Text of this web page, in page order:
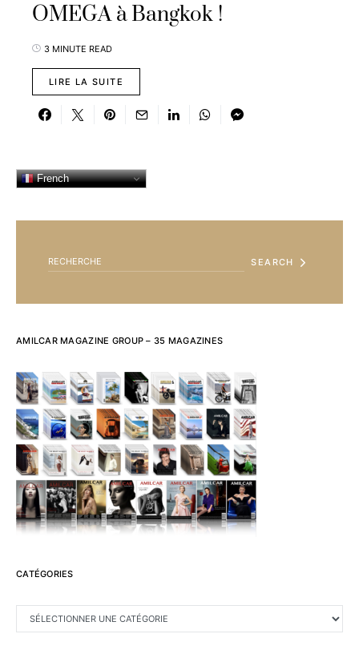
OMEGA à Bangkok !
3 MINUTE READ
LIRE LA SUITE
French
SEARCH
AMILCAR MAGAZINE GROUP – 35 MAGAZINES
CATÉGORIES